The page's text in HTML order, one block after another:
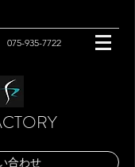
075-935-7722
合わせ